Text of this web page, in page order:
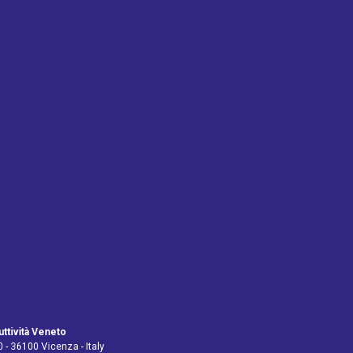
Veneto
- 36100 Vicenza - Italy